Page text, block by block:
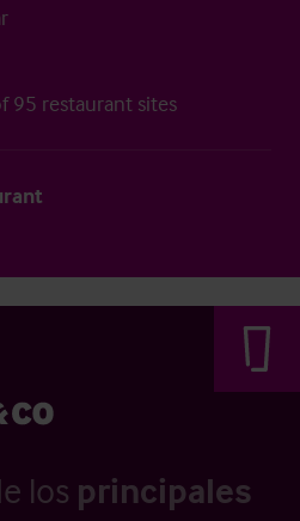
95 restaurant sites
los principales